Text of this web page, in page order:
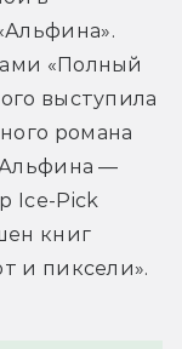
«Полный
выступила
—
Ice-Pick
книг
и пиксели».